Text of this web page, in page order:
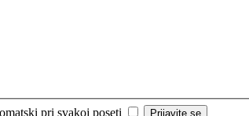
pri svakoj poseti